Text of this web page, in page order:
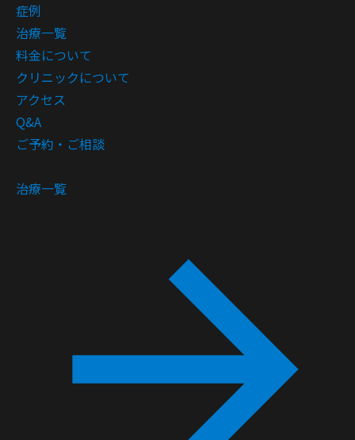
症例
治療一覧
料金について
クリニックについて
アクセス
Q&A
ご予約・ご相談
治療一覧